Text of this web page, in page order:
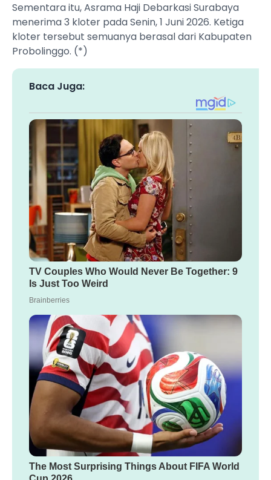
Sementara itu, Asrama Haji Debarkasi Surabaya
menerima 3 kloter pada Senin, 1 Juni 2026. Ketiga
kloter tersebut semuanya berasal dari Kabupaten
Probolinggo. (*)
Baca Juga: